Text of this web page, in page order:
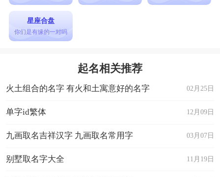
星座合盘
你们是有缘的一对吗
起名相关推荐
02月25日
火土组合的名字 有火和土寓意好的名字
12月09日
单字id繁体
03月07日
九画取名吉祥汉字 九画取名常用字
11月19日
别墅取名字大全